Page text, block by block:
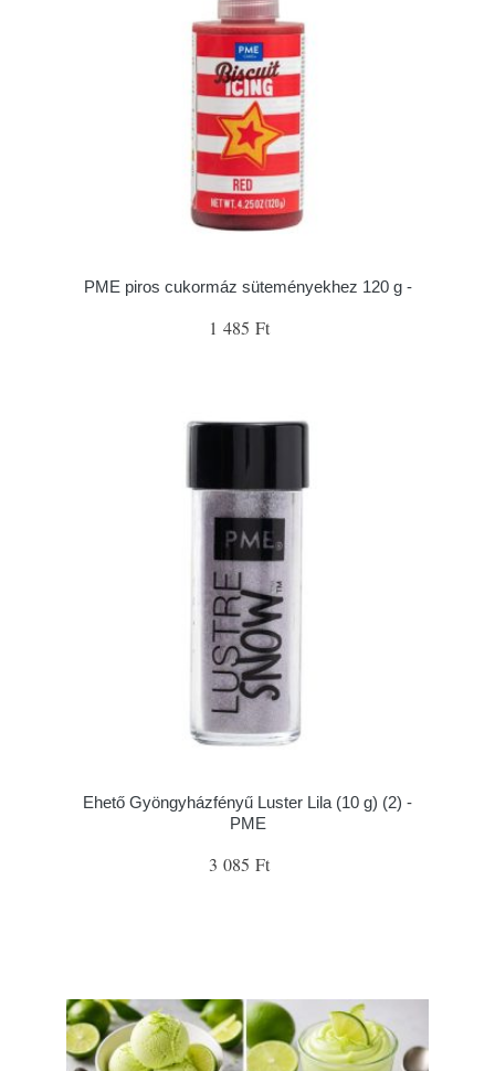
PME piros cukormáz süteményekhez 120 g -
1 485 Ft
Ehető Gyöngyházfényű Luster Lila (10 g) (2) -
PME
3 085 Ft